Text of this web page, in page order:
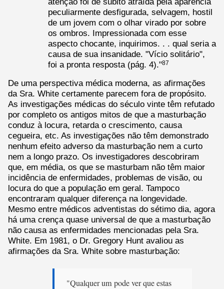
peculiarmente desfigurada, selvagem, hostil
de um jovem com o olhar virado por sobre
os ombros. Impressionada com esse
aspecto chocante, inquirimos. . . qual seria a
causa de sua insanidade. "Vício solitário",
foi a pronta resposta (pág. 4)."87
De uma perspectiva médica moderna, as afirmações
da Sra. White certamente parecem fora de propósito.
As investigações médicas do século vinte têm refutado
por completo os antigos mitos de que a masturbação
conduz à locura, retarda o crescimento, causa
cegueira, etc. As investigações não têm demonstrado
nenhum efeito adverso da masturbação nem a curto
nem a longo prazo. Os investigadores descobriram
que, em média, os que se masturbam não têm maior
incidência de enfermidades, problemas de visão, ou
locura do que a população em geral. Tampoco
encontraram qualquer diferença na longevidade.
Mesmo entre médicos adventistas do sétimo dia, agora
há uma crença quase universal de que a masturbação
não causa as enfermidades mencionadas pela Sra.
White. Em 1981, o Dr. Gregory Hunt avaliou as
afirmações da Sra. White sobre masturbação:
"Qualquer um pode ver que estas